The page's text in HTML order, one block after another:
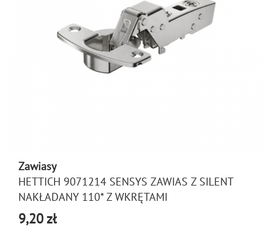
Zawiasy
HETTICH 9071214 SENSYS ZAWIAS Z SILENT
NAKŁADANY 110* Z WKRĘTAMI
9,20 zł